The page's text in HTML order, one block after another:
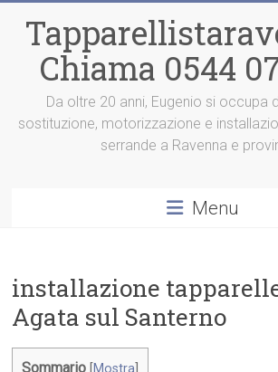
contenutoChiama 0544
Da oltre 20 anni, Eugenio si occupa
sostituzione, motorizzazione e
serrande a Ravenna e
Menu
installazione
Agata sul Santerno
Sommario Mostra